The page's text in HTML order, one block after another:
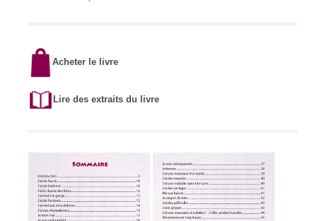
Acheter le livre
Lire des extraits du livre